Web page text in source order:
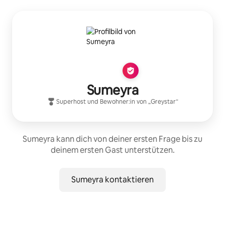
Sumeyra
Superhost und Bewohner:in von „Greystar“
Sumeyra kann dich von deiner ersten Frage bis zu
deinem ersten Gast unterstützen.
Sumeyra kontaktieren